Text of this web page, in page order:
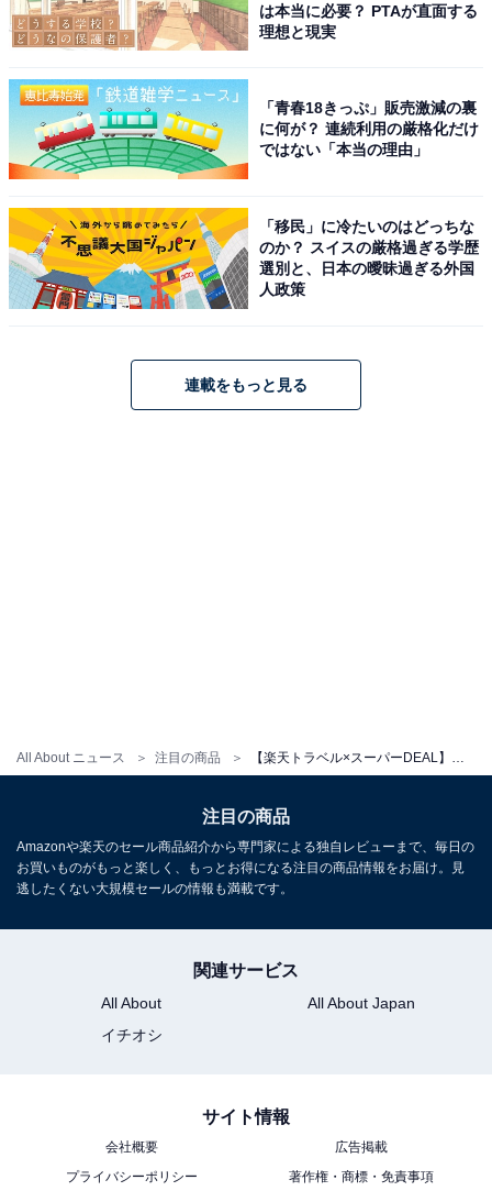
All About ニュース 注目の商品
全国の人気ホテルから今泊まりたい宿を厳選してご紹介。日々更新
など、お得に旅を楽しむための秘けつが満載です。さらに、ここで
しか読めない独自コンテンツも充実。編集部員による宿泊レビュー
では、公式Webサイトだけでは分からないリアルな様子を紹介しま
す。
こちらもおすすめ
【楽天トラベル売れ筋1位】栃木県「鬼怒川温泉
花の宿 松や」は鬼怒川渓谷を望む絶景露天風呂
の宿【6月3日】
は本当に必要？ PTAが直面する
理想と現実
「青春18きっぷ」販売激減の裏
に何が？ 連続利用の厳格化だけ
ではない「本当の理由」
「移民」に冷たいのはどっちな
のか？ スイスの厳格過ぎる学歴
選別と、日本の曖昧過ぎる外国
人政策
連載をもっと見る
注目の商品
Amazonや楽天のセール商品紹介から専門家による独自レビューまで、毎日の
お買いものがもっと楽しく、もっとお得になる注目の商品情報をお届け。見
逃したくない大規模セールの情報も満載です。
関連サービス
All About
All About Japan
イチオシ
サイト情報
会社概要
広告掲載
プライバシーポリシー
著作権・商標・免責事項